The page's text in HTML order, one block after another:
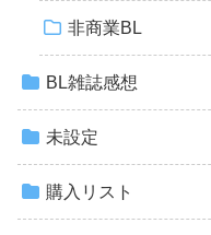
非商業BL
BL雑誌感想
未設定
購入リスト